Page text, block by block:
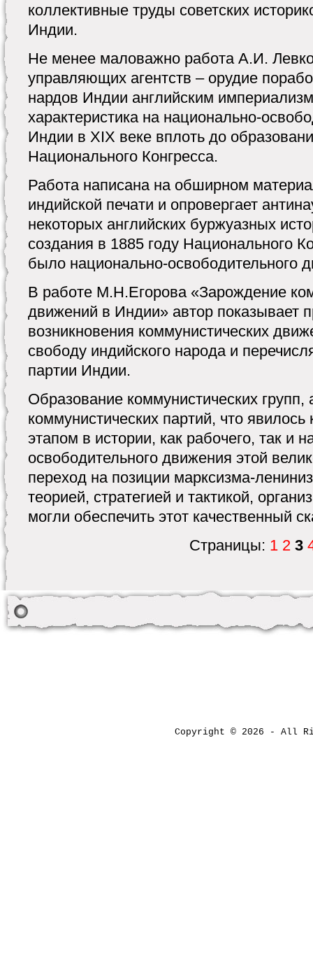
коллективные труды советских
Индии.
Не менее маловажно работа А.И.
управляющих агентств – орудие
нардов Индии английским
характеристика на национально-
Индии в XIX веке вплоть до
Национального Конгресса.
Работа написана на обширном
индийской печати и опровергает
некоторых английских буржуазных
создания в 1885 году Национального
было национально-освободительного
В работе М.Н.Егорова «Зарождение
движений в Индии» автор показывает
возникновения коммунистических
свободу индийского народа и
партии Индии.
Образование коммунистических групп,
коммунистических партий, что
этапом в истории, как рабочего, так и
освободительного движения этой
переход на позиции марксизма-
теорией, стратегией и тактикой,
могли обеспечить этот качественный
Страницы: 1 2 3
Copyright © 2026 - All